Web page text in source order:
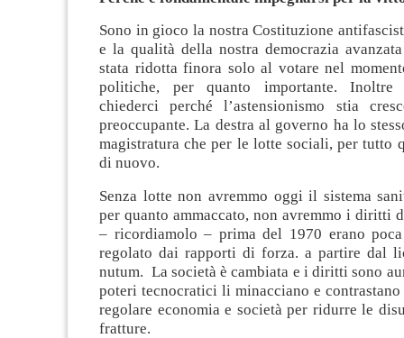
Sono in gioco la nostra Costituzione
e la qualità della nostra democrazia
stata ridotta finora solo al votare nel
politiche, per quanto importante. Inoltre
chiederci perché l’astensionismo stia
preoccupante. La destra al governo ha lo
magistratura che per le lotte sociali, per tutto
di nuovo.
Senza lotte non avremmo oggi il sistema
per quanto ammaccato, non avremmo i diritti
– ricordiamolo – prima del 1970 erano
regolato dai rapporti di forza. a partire dal
nutum. La società è cambiata e i diritti sono
poteri tecnocratici li minacciano e
regolare economia e società per ridurre le
fratture.